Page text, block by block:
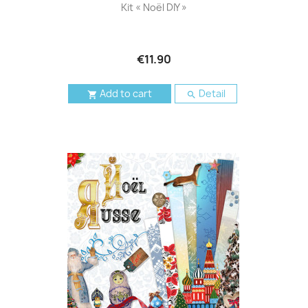
Kit « Noël DIY »
€11.90
 Add to cart  Detail